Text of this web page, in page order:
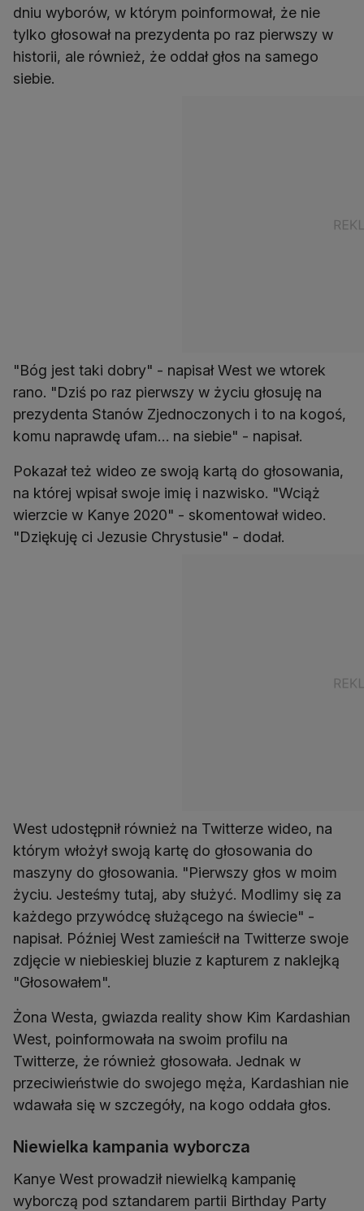
dniu wyborów, w którym poinformował, że nie
tylko głosował na prezydenta po raz pierwszy w
historii, ale również, że oddał głos na samego
siebie.
"Bóg jest taki dobry" - napisał West we wtorek
rano. "Dziś po raz pierwszy w życiu głosuję na
prezydenta Stanów Zjednoczonych i to na kogoś,
komu naprawdę ufam… na siebie" - napisał.
Pokazał też wideo ze swoją kartą do głosowania,
na której wpisał swoje imię i nazwisko. "Wciąż
wierzcie w Kanye 2020" - skomentował wideo.
West udostępnił również na Twitterze wideo, na
którym włożył swoją kartę do głosowania do
maszyny do głosowania. "Pierwszy głos w moim
życiu. Jesteśmy tutaj, aby służyć. Modlimy się za
każdego przywódcę służącego na świecie" -
napisał. Później West zamieścił na Twitterze swoje
zdjęcie w niebieskiej bluzie z kapturem z naklejką
Żona Westa, gwiazda reality show Kim Kardashian
West, poinformowała na swoim profilu na
Twitterze, że również głosowała. Jednak w
przeciwieństwie do swojego męża, Kardashian nie
Niewielka kampania wyborcza
Kanye West prowadził niewielką kampanię
wyborczą pod sztandarem partii Birthday Party